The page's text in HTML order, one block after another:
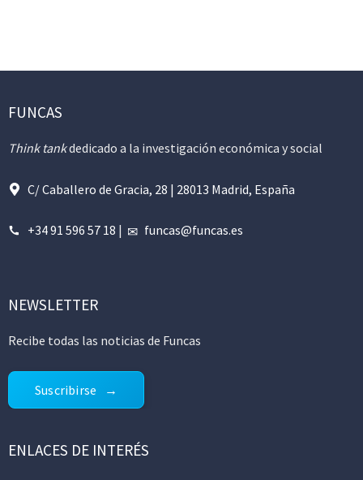
FUNCAS
Think tankdedicado a la investigación económica y social
C/ Caballero de Gracia, 28 | 28013 Madrid, España
+34 91 596 57 18 | funcas@funcas.es
NEWSLETTER
Recibe todas las noticias de Funcas
Suscribirse
ENLACES DE INTERÉS